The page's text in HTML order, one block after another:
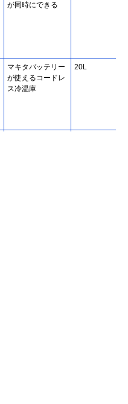
が同時にできる
マキタバッテリー
が使えるコードレ
ス冷温庫
20L